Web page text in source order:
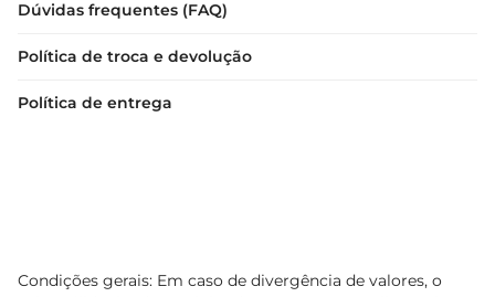
Orquídea Negra e eleve sua rotina de cuidados
Dúvidas frequentes (FAQ)
Política de troca e devolução
Política de entrega
Condições gerais: Em caso de divergência de valores, o